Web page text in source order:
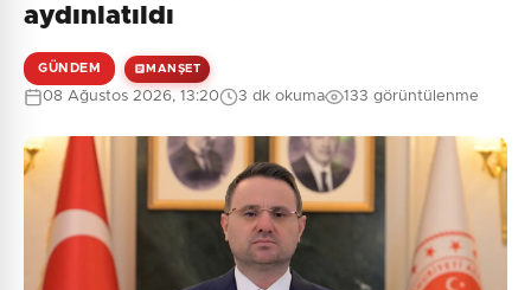
aydınlatıldı
GÜNDEM MANŞET
08 Ağustos 2026, 13:20 3 dk okuma 133 görüntülenme